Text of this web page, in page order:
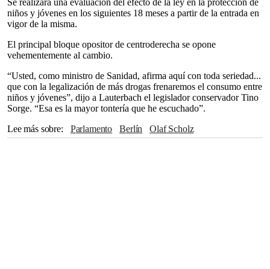
Se realizará una evaluación del efecto de la ley en la protección de
niños y jóvenes en los siguientes 18 meses a partir de la entrada en
vigor de la misma.
El principal bloque opositor de centroderecha se opone
vehementemente al cambio.
“Usted, como ministro de Sanidad, afirma aquí con toda seriedad...
que con la legalización de más drogas frenaremos el consumo entre
niños y jóvenes”, dijo a Lauterbach el legislador conservador Tino
Sorge. “Esa es la mayor tontería que he escuchado”.
Lee más sobre
Parlamento Berlín
Olaf Scholz